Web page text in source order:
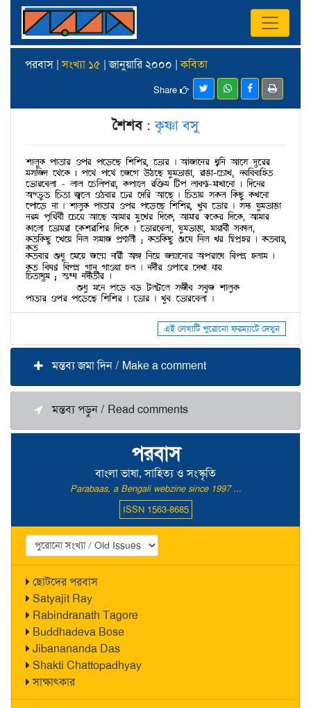
পরবাস
বাংলা ভাষা, সাহিত্য ও সংস্কৃতি
Parabaas, a Bengali webzine since 1997 ...
ISSN 1563-8685
ছোটদের পরবাস
Satyajit Ray
Rabindranath Tagore
Buddhadeva Bose
Jibanananda Das
Shakti Chattopadhyay
সাক্ষাৎকার
পরবাস |সংখ্যা ১৫ | জানুয়ারি ২০০০ |কবিতা
Share
শৈশব:কৃষ্ণা বসু
এই লেখাটি পুরোনো ফরম্যাটে দেখুন
মন্তব্য জমা দিন / Make a comment
মন্তব্য পড়ুন / Read comments